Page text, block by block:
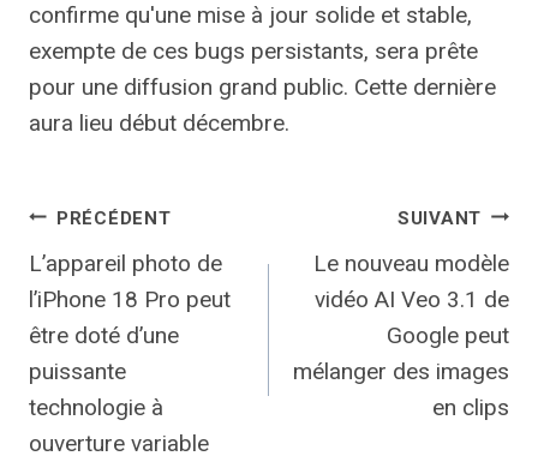
confirme qu'une mise à jour solide et stable,
exempte de ces bugs persistants, sera prête
pour une diffusion grand public. Cette dernière
aura lieu début décembre.
Navigation
de
l’article
PRÉCÉDENT
L’appareil photo de
l’iPhone 18 Pro peut
être doté d’une
puissante
technologie à
ouverture variable
SUIVANT
Le nouveau modèle
vidéo AI Veo 3.1 de
Google peut
mélanger des images
en clips